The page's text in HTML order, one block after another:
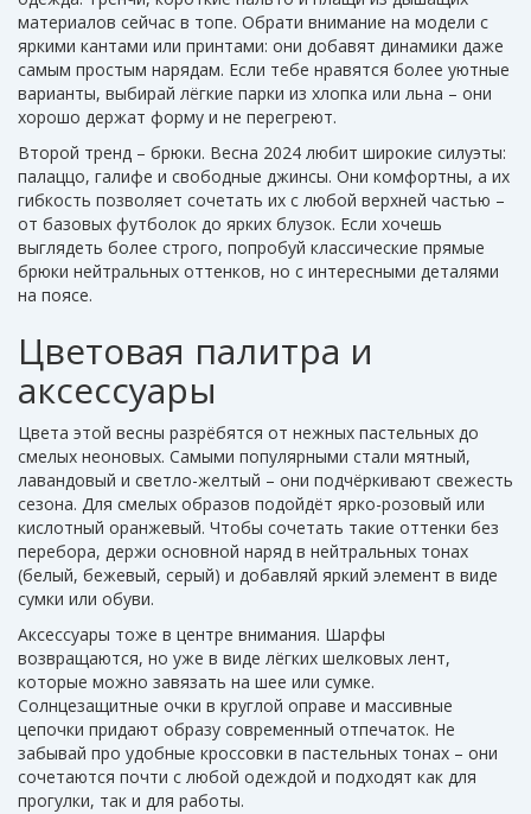
материалов сейчас в топе. Обрати внимание на модели с
яркими кантами или принтами: они добавят динамики даже
самым простым нарядам. Если тебе нравятся более уютные
варианты, выбирай лёгкие парки из хлопка или льна – они
хорошо держат форму и не перегреют.
Второй тренд – брюки. Весна 2024 любит широкие силуэты:
палаццо, галифе и свободные джинсы. Они комфортны, а их
гибкость позволяет сочетать их с любой верхней частью –
от базовых футболок до ярких блузок. Если хочешь
выглядеть более строго, попробуй классические прямые
брюки нейтральных оттенков, но с интересными деталями
на поясе.
Цветовая палитра и
аксессуары
Цвета этой весны разрёбятся от нежных пастельных до
смелых неоновых. Самыми популярными стали мятный,
лавандовый и светло-желтый – они подчёркивают свежесть
сезона. Для смелых образов подойдёт ярко-розовый или
кислотный оранжевый. Чтобы сочетать такие оттенки без
перебора, держи основной наряд в нейтральных тонах
(белый, бежевый, серый) и добавляй яркий элемент в виде
сумки или обуви.
Аксессуары тоже в центре внимания. Шарфы
возвращаются, но уже в виде лёгких шелковых лент,
которые можно завязать на шее или сумке.
Солнцезащитные очки в круглой оправе и массивные
цепочки придают образу современный отпечаток. Не
забывай про удобные кроссовки в пастельных тонах – они
сочетаются почти с любой одеждой и подходят как для
прогулки, так и для работы.